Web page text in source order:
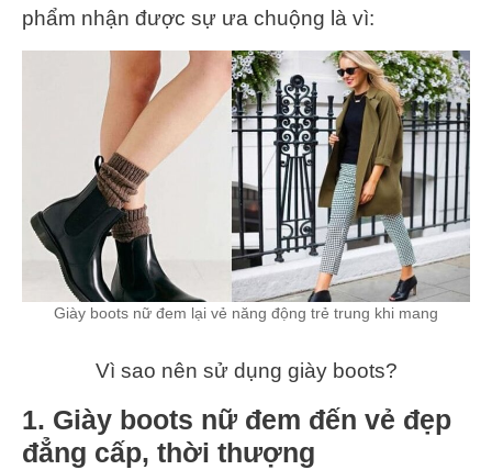
phẩm nhận được sự ưa chuộng là vì:
Giày boots nữ đem lại vẻ năng động trẻ trung khi mang
Vì sao nên sử dụng giày boots?
1. Giày boots nữ đem đến vẻ đẹp
đẳng cấp, thời thượng